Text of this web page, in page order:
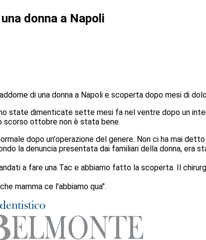
donna a Napoli
di una donna a Napoli e scoperta dopo mesi di
state dimenticate sette mesi fa nel ventre dopo un
scorso ottobre non è stata bene.
dopo un'operazione del genere. Non ci ha mai
la denuncia presentata dai familiari della donna, era
a fare una Tac e abbiamo fatto la scoperta. Il
mamma ce l'abbiamo qua".